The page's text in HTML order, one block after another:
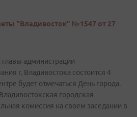
"Владивосток" №1547 от 27
администрации
г. Владивостока состоится 4
будет отмечаться День города.
городская
комиссия на своем заседании в